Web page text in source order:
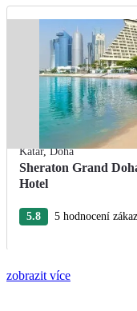
Katar,Doha
Sheraton Grand
Hotel
5.8
5 hodnocení
zobrazit více